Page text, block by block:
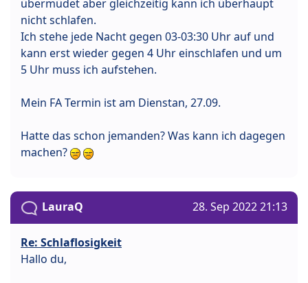
übermüdet aber gleichzeitig kann ich überhaupt
nicht schlafen.
Ich stehe jede Nacht gegen 03-03:30 Uhr auf und
kann erst wieder gegen 4 Uhr einschlafen und um
5 Uhr muss ich aufstehen.
Mein FA Termin ist am Dienstan, 27.09.
Hatte das schon jemanden? Was kann ich dagegen
machen?
LauraQ 28. Sep 2022 21:13
Re: Schlaflosigkeit
Hallo du,